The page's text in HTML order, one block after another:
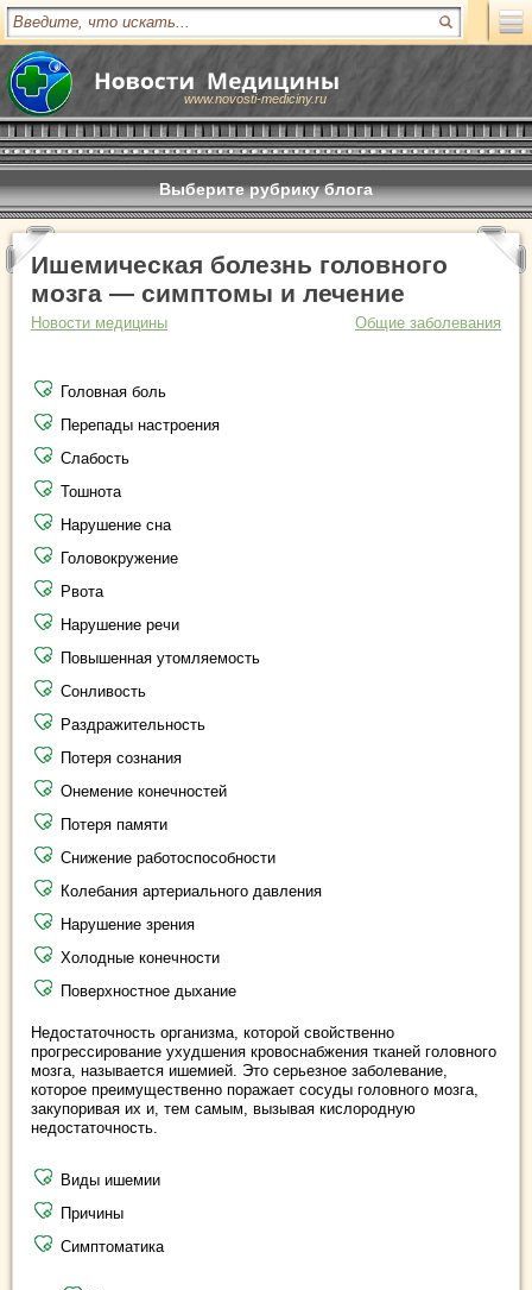
www.novosti-mediciny.ru
Выберите рубрику блога
Ишемическая болезнь головного
мозга — симптомы и лечение
Новости медицины Общие заболевания
Головная боль
Перепады настроения
Слабость
Тошнота
Нарушение сна
Головокружение
Рвота
Нарушение речи
Повышенная утомляемость
Сонливость
Раздражительность
Потеря сознания
Онемение конечностей
Потеря памяти
Снижение работоспособности
Колебания артериального давления
Нарушение зрения
Холодные конечности
Поверхностное дыхание
Недостаточность организма, которой свойственно
прогрессирование ухудшения кровоснабжения тканей головного
мозга, называется ишемией. Это серьезное заболевание,
которое преимущественно поражает сосуды головного мозга,
закупоривая их и, тем самым, вызывая кислородную
недостаточность.
Виды ишемии
Причины
Симптоматика